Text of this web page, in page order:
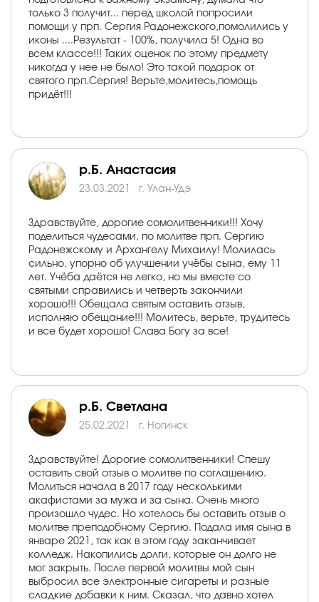
только 3 получит... перед школой попросили
помощи у прп. Сергия Радонежского,помолились у
иконы ....Результат - 100%, получила 5! Одна во
всем классе!!! Таких оценок по этому предмету
никогда у нее не было! Это такой подарок от
святого прп.Сергия! Верьте,молитесь,помощь
придёт!!!
р.Б. Анастасия
23.03.2021 г. Улан-Удэ
Здравствуйте, дорогие сомолитвенники!!! Хочу
поделиться чудесами, по молитве прп. Сергию
Радонежскому и Архангелу Михаилу! Молилась
сильно, упорно об улучшении учёбы сына, ему 11
лет. Учёба даётся не легко, но мы вместе со
святыми справились и четверть закончили
хорошо!!! Обещала святым оставить отзыв,
исполняю обещание!!! Молитесь, верьте, трудитесь
и все будет хорошо! Слава Богу за все!
р.Б. Светлана
25.02.2021 г. Ногинск
Здравствуйте! Дорогие сомолитвенники! Спешу
оставить свой отзыв о молитве по соглашению.
Молиться начала в 2017 году несколькими
акафистами за мужа и за сына. Очень много
произошло чудес. Но хотелось бы оставить отзыв о
молитве преподобному Сергию. Подала имя сына в
январе 2021, так как в этом году заканчивает
колледж. Накопились долги, которые он долго не
мог закрыть. После первой молитвы мой сын
выбросил все электронные сигареты и разные
сладкие добавки к ним. Сказал, что давно хотел